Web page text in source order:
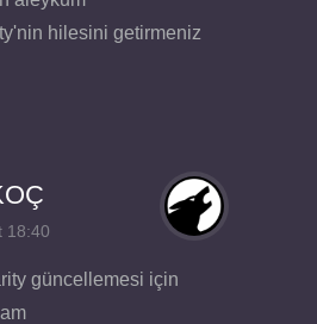
hilesini getirmeniz
18:40
güncellemesi için